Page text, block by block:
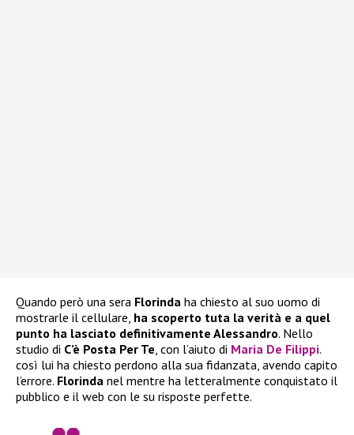
Quando però una sera Florinda ha chiesto al suo uomo di
mostrarle il cellulare, ha scoperto tuta la verità e a quel
punto ha lasciato definitivamente Alessandro. Nello
studio di C’è Posta Per Te, con l’aiuto di Maria De Filippi.
così lui ha chiesto perdono alla sua fidanzata, avendo capito
l’errore. Florinda nel mentre ha letteralmente conquistato il
pubblico e il web con le su risposte perfette.